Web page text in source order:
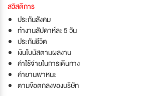
สวัสดิการ
ประกันสังคม
ทำงานสัปดาห์ละ 5 วัน
ประกันชีวิต
เงินโบนัสตามผลงาน
ค่าใช้จ่ายในการเดินทาง
ค่ายานพาหนะ
ตามข้อตกลงของบริษัท